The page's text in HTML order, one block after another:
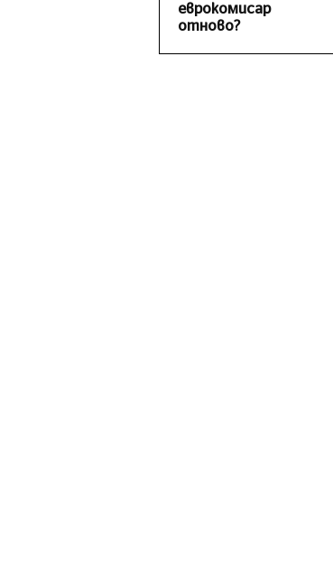
еврокомисар
отново?